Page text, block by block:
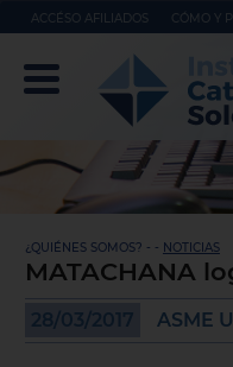
ACCÉSO AFILIADOS CÓMO Y
¿QUIÉNES SOMOS? - - NOTICIAS
MATACHANA
28/03/2017 ASME